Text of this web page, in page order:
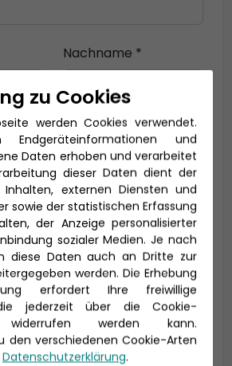
Nachname *
zu Cookies
werden Cookies verwendet.
Endgeräteinformationen und
Daten erhoben und verarbeitet
dieser Daten dient der
Inhalten, externen Diensten und
sowie der statistischen Erfassung
der Anzeige personalisierter
sozialer Medien. Je nach
diese Daten auch an Dritte zur
werden. Die Erhebung
erfordert Ihre freiwillige
jederzeit über die Cookie-
widerrufen werden kann.
den verschiedenen Cookie-Arten
Datenschutzerklärung.